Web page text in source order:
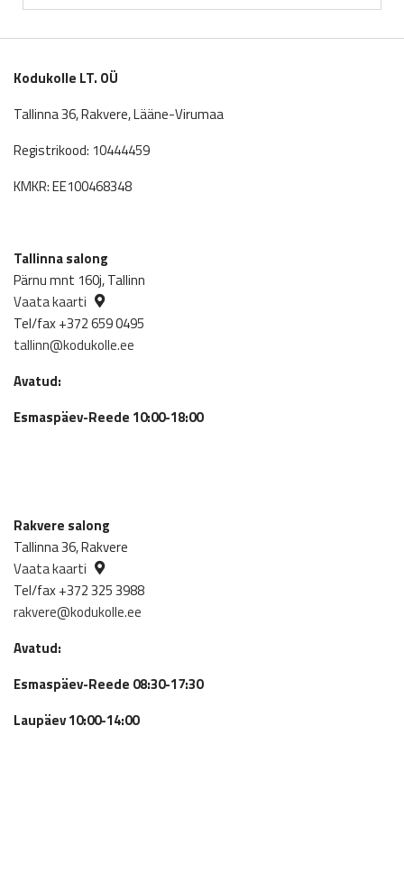
Kodukolle LT. OÜ
Tallinna 36, Rakvere, Lääne-Virumaa
Registrikood: 10444459
KMKR: EE100468348
Tallinna salong
Pärnu mnt 160j, Tallinn
Vaata kaarti
Tel/fax +372 659 0495
tallinn@kodukolle.ee
Avatud:
Esmaspäev-Reede 10:00-18:00
Rakvere salong
Tallinna 36, Rakvere
Vaata kaarti
Tel/fax +372 325 3988
rakvere@kodukolle.ee
Avatud:
Esmaspäev-Reede 08:30-17:30
Laupäev 10:00-14:00